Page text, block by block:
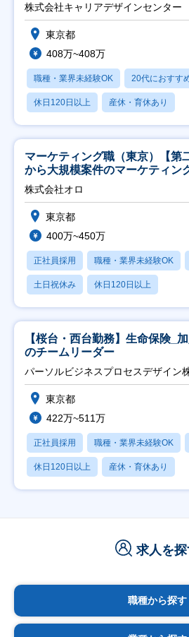
株式会社キャリアデザインセンター
東京都
408万~408万
職種・業界未経験OK 20代におすす
休日120日以上 産休・育休あり
マーケティング職（東京）【第
から大規模案件のマーケティン
修充実】
株式会社オロ
東京都
400万~450万
正社員採用 職種・業界未経験OK
土日祝休み 休日120日以上
【桜台・西台勤務】生命保険_
のチームリーダー
パーソルビジネスプロセスデザイン
東京都
422万~511万
正社員採用 職種・業界未経験OK
休日120日以上 産休・育休あり
求人を
職種から探す